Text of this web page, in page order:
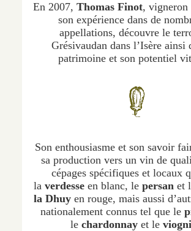
En 2007, Thomas Finot, vigneron
son expérience dans de
appellations, découvre le
Grésivaudan dans l’Isère ainsi
patrimoine et son potentiel
Son enthousiasme et son savoir
sa production vers un vin de
cépages spécifiques et locaux
la verdesse en blanc, le persan et
la Dhuyen rouge, mais aussi
nationalement connus tel que le
le chardonnayet le